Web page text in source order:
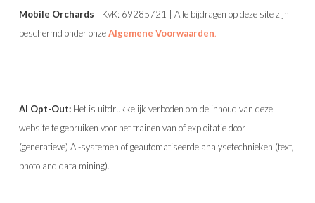
Mobile Orchards | KvK: 69285721 | Alle bijdragen op deze site zijn
beschermd onder onzeAlgemene Voorwaarden.
AI Opt-Out: Het is uitdrukkelijk verboden om de inhoud van deze
website te gebruiken voor het trainen van of exploitatie door
(generatieve) AI-systemen of geautomatiseerde analysetechnieken (text,
photo and data mining).